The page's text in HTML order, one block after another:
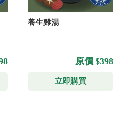
養生雞湯
原價 $398
立即購買